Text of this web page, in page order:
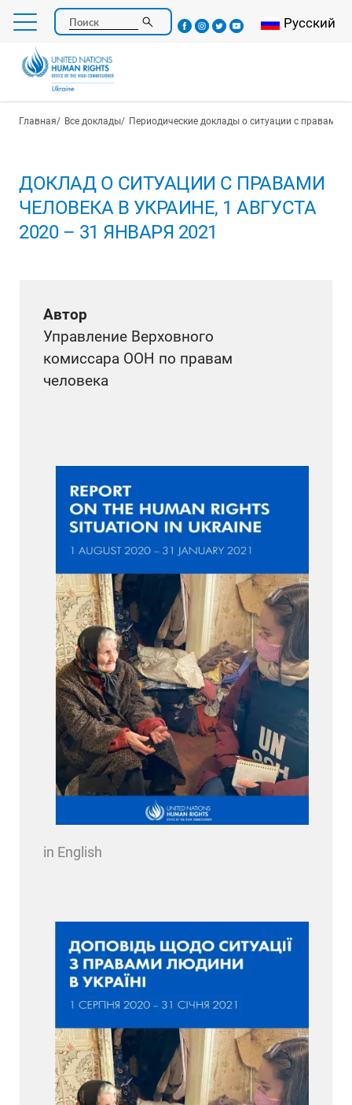
Перейти
основному
содержанию
Поиск Select your
Русский
Строка навигации
Главная Все доклады Периодические доклады о ситуации с правами
ДОКЛАД О СИТУАЦИИ С ПРАВАМИ
ЧЕЛОВЕКА В УКРАИНЕ, 1 АВГУСТА
2020 – 31 ЯНВАРЯ 2021
Автор
Управление Верховного
комиссара ООН по правам
человека
in English